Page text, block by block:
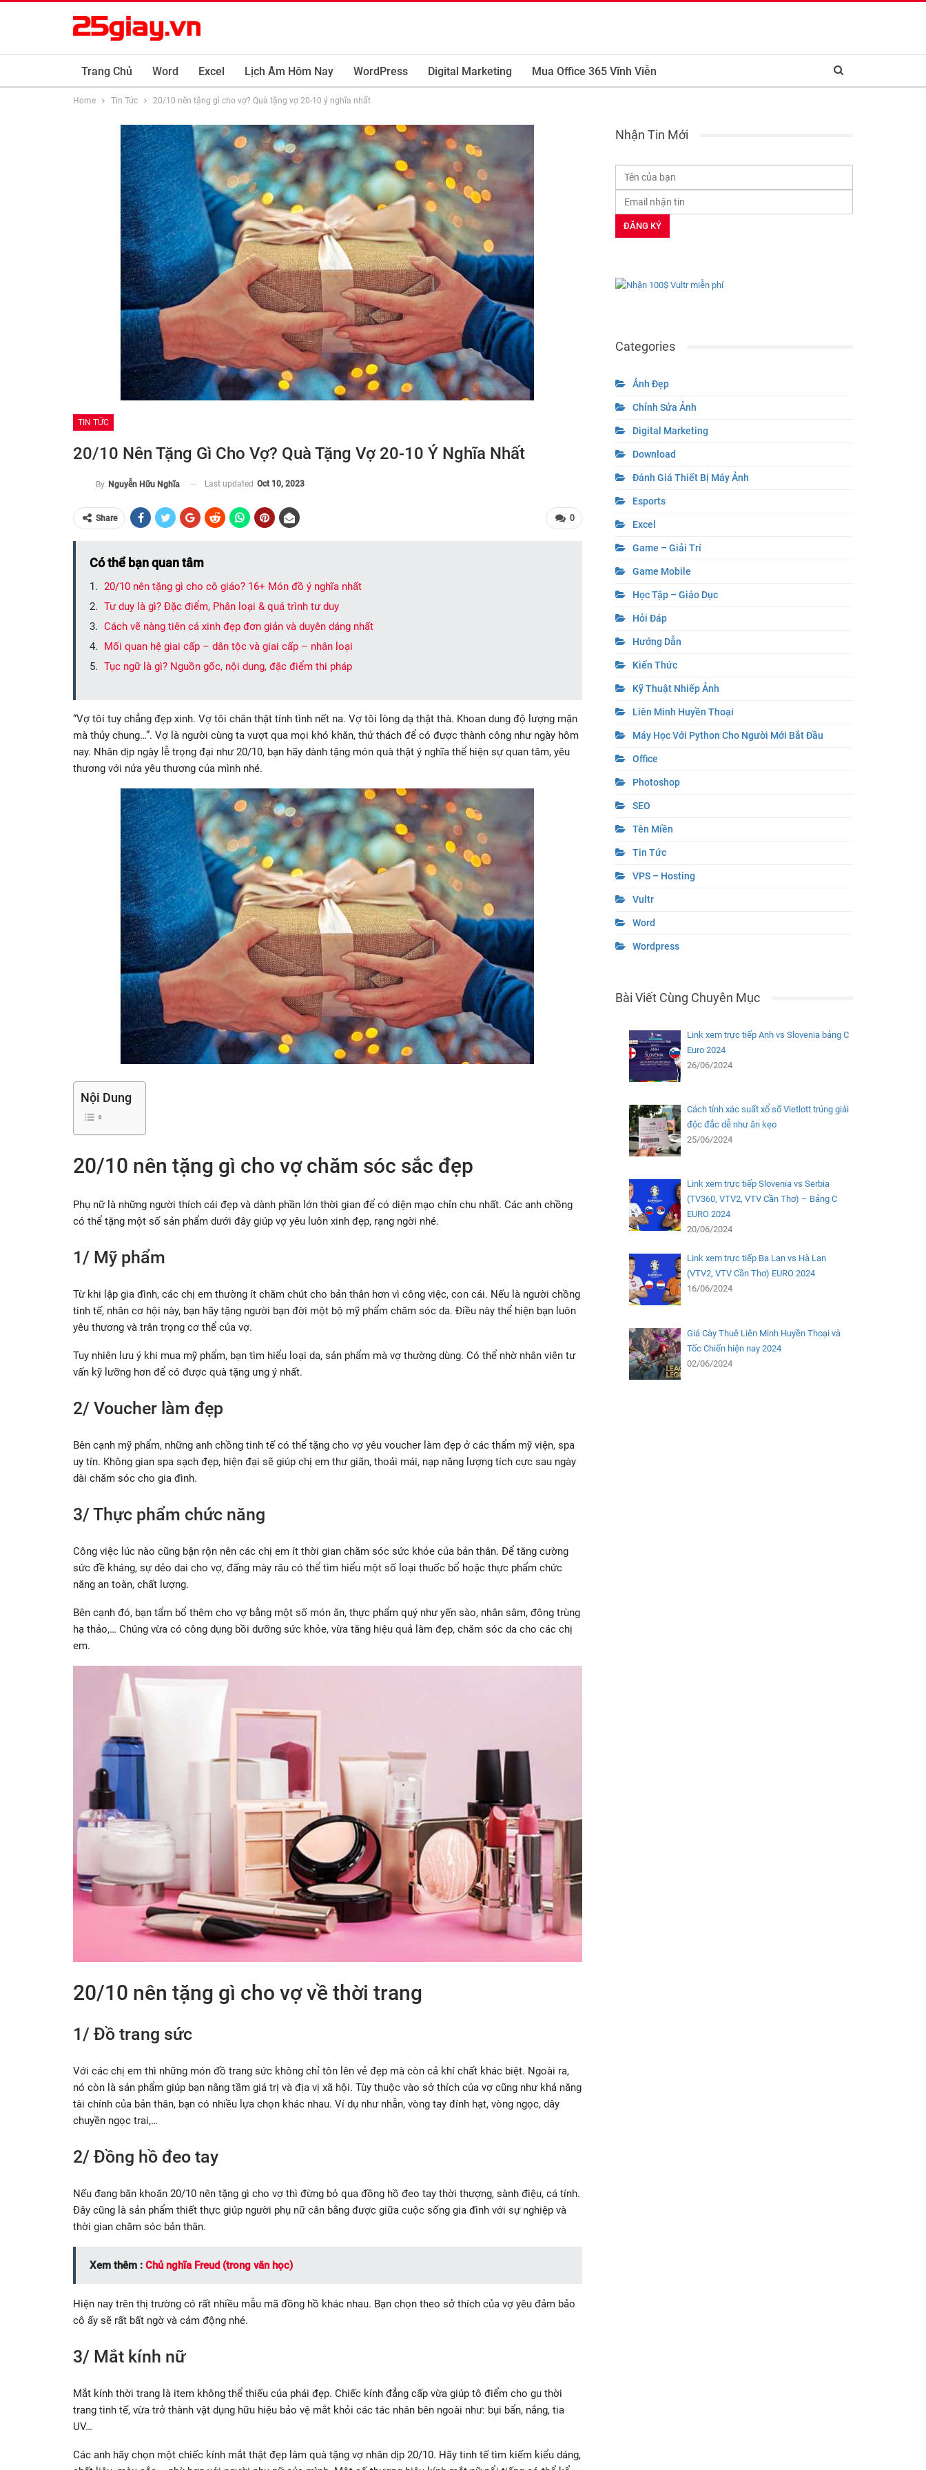
Trang Chủ Word Excel Lịch Âm Hôm Nay WordPress Digital Marketing Mua Office 365 Vĩnh Viễn
Home Tin Tức 20/10 nên tặng gì cho vợ? Quà tặng vợ 20-10 ý nghĩa nhất
TIN TỨC
20/10 Nên Tặng Gì Cho Vợ? Quà Tặng Vợ 20-10 Ý Nghĩa Nhất
By Nguyễn Hữu Nghĩa Last updated Oct 10, 2023
0
Share
Có thể bạn quan tâm
20/10 nên tặng gì cho cô giáo? 16+ Món đồ ý nghĩa nhất
Tư duy là gì? Đặc điểm, Phân loại & quá trình tư duy
Cách vẽ nàng tiên cá xinh đẹp đơn giản và duyên dáng nhất
Mối quan hệ giai cấp – dân tộc và giai cấp – nhân loại
Tục ngữ là gì? Nguồn gốc, nội dung, đặc điểm thi pháp
“Vợ tôi tuy chẳng đẹp xinh. Vợ tôi chân thật tính tình nết na. Vợ tôi lòng dạ thật thà. Khoan dung độ lượng mặn
mà thủy chung…”. Vợ là người cùng ta vượt qua mọi khó khăn, thử thách để có được thành công như ngày hôm
nay. Nhân dịp ngày lễ trọng đại như 20/10, bạn hãy dành tặng món quà thật ý nghĩa thể hiện sự quan tâm, yêu
thương với nửa yêu thương của mình nhé.
Nội Dung
20/10 nên tặng gì cho vợ chăm sóc sắc đẹp
Phụ nữ là những người thích cái đẹp và dành phần lớn thời gian để có diện mạo chỉn chu nhất. Các anh chồng
có thể tặng một số sản phẩm dưới đây giúp vợ yêu luôn xinh đẹp, rạng ngời nhé.
1/ Mỹ phẩm
Từ khi lập gia đình, các chị em thường ít chăm chút cho bản thân hơn vì công việc, con cái. Nếu là người chồng
tinh tế, nhân cơ hội này, bạn hãy tặng người bạn đời một bộ mỹ phẩm chăm sóc da. Điều này thể hiện bạn luôn
yêu thương và trân trọng cơ thể của vợ.
Tuy nhiên lưu ý khi mua mỹ phẩm, bạn tìm hiểu loại da, sản phẩm mà vợ thường dùng. Có thể nhờ nhân viên tư
vấn kỹ lưỡng hơn để có được quà tặng ưng ý nhất.
2/ Voucher làm đẹp
Bên cạnh mỹ phẩm, những anh chồng tinh tế có thể tặng cho vợ yêu voucher làm đẹp ở các thẩm mỹ viện, spa
uy tín. Không gian spa sạch đẹp, hiện đại sẽ giúp chị em thư giãn, thoải mái, nạp năng lượng tích cực sau ngày
dài chăm sóc cho gia đình.
3/ Thực phẩm chức năng
Công việc lúc nào cũng bận rộn nên các chị em ít thời gian chăm sóc sức khỏe của bản thân. Để tăng cường
sức đề kháng, sự dẻo dai cho vợ, đấng mày râu có thể tìm hiểu một số loại thuốc bổ hoặc thực phẩm chức
năng an toàn, chất lượng.
Bên cạnh đó, bạn tẩm bổ thêm cho vợ bằng một số món ăn, thực phẩm quý như yến sào, nhân sâm, đông trùng
hạ thảo,… Chúng vừa có công dụng bồi dưỡng sức khỏe, vừa tăng hiệu quả làm đẹp, chăm sóc da cho các chị
em.
20/10 nên tặng gì cho vợ về thời trang
1/ Đồ trang sức
Với các chị em thì những món đồ trang sức không chỉ tôn lên vẻ đẹp mà còn cả khí chất khác biệt. Ngoài ra,
nó còn là sản phẩm giúp bạn nâng tầm giá trị và địa vị xã hội. Tùy thuộc vào sở thích của vợ cũng như khả năng
tài chính của bản thân, bạn có nhiều lựa chọn khác nhau. Ví dụ như nhẫn, vòng tay đính hạt, vòng ngọc, dây
chuyền ngọc trai,…
2/ Đồng hồ đeo tay
Nếu đang băn khoăn 20/10 nên tặng gì cho vợ thì đừng bỏ qua đồng hồ đeo tay thời thượng, sành điệu, cá tính.
Đây cũng là sản phẩm thiết thực giúp người phụ nữ cân bằng được giữa cuộc sống gia đình với sự nghiệp và
thời gian chăm sóc bản thân.
Xem thêm : Chủ nghĩa Freud (trong văn học)
Hiện nay trên thị trường có rất nhiều mẫu mã đồng hồ khác nhau. Bạn chọn theo sở thích của vợ yêu đảm bảo
cô ấy sẽ rất bất ngờ và cảm động nhé.
3/ Mắt kính nữ
Mắt kính thời trang là item không thể thiếu của phái đẹp. Chiếc kính đẳng cấp vừa giúp tô điểm cho gu thời
trang tinh tế, vừa trở thành vật dụng hữu hiệu bảo vệ mắt khỏi các tác nhân bên ngoài như: bụi bẩn, nắng, tia
UV…
Các anh hãy chọn một chiếc kính mắt thật đẹp làm quà tặng vợ nhân dịp 20/10. Hãy tinh tế tìm kiếm kiểu dáng,
Nhận Tin Mới
Categories
Ảnh Đẹp
Chỉnh Sửa Ảnh
Digital Marketing
Download
Đánh Giá Thiết Bị Máy Ảnh
Esports
Excel
Game – Giải Trí
Game Mobile
Học Tập – Giáo Dục
Hỏi Đáp
Hướng Dẫn
Kiến Thức
Kỹ Thuật Nhiếp Ảnh
Liên Minh Huyền Thoại
Máy Học Với Python Cho Người Mới Bắt Đầu
Office
Photoshop
SEO
Tên Miền
Tin Tức
VPS – Hosting
Vultr
Word
Wordpress
Bài Viết Cùng Chuyên Mục
Link xem trực tiếp Anh vs Slovenia bảng C
Euro 2024
26/06/2024
Cách tính xác suất xổ số Vietlott trúng giải
độc đắc dễ như ăn kẹo
25/06/2024
Link xem trực tiếp Slovenia vs Serbia
(TV360, VTV2, VTV Cần Thơ) – Bảng C
EURO 2024
20/06/2024
Link xem trực tiếp Ba Lan vs Hà Lan
(VTV2, VTV Cần Thơ) EURO 2024
16/06/2024
Giá Cày Thuê Liên Minh Huyền Thoại và
Tốc Chiến hiện nay 2024
02/06/2024